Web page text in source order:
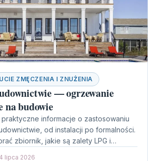
ZMĘCZENIA I ZNUŻENIA
— ogrzewanie
na budowie
praktyczne informacje o zastosowaniu
od instalacji po formalności.
zbiornik, jakie są zalety LPG i…
4 lipca 2026